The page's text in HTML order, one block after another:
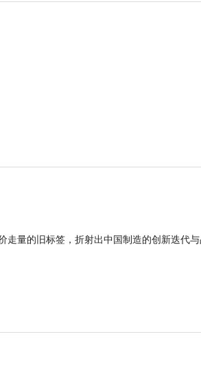
走量的旧标签，折射出中国制造的创新迭代